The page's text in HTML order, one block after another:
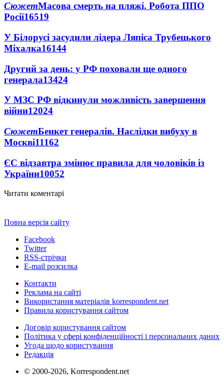
СюжетМасова смерть на пляжі. Робота ППО
Росії16519
У Білорусі засудили лідера Ляпіса Трубецького
Міхалка16144
Другий за день: у РФ поховали ще одного
генерала13424
У МЗС РФ відкинули можливість завершення
війни12024
СюжетБенкет генералів. Наслідки вибуху в
Москві11162
ЄС відзавтра змінює правила для чоловіків із
України10052
Читати коментарі
Повна версія сайту
Facebook
Twitter
RSS-стрічки
E-mail розсилка
Контакти
Реклама на сайті
Використання матеріалів korrespondent.net
Правила користування сайтом
Договір користування сайтом
Політика у сфері конфіденційності і персональних даних
Угода щодо користування
Редакція
© 2000-2026, Korrespondent.net